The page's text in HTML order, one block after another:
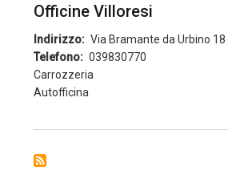
Officine Villoresi
Indirizzo
Via Bramante da Urbino 18
Telefono
039830770
Carrozzeria
Autofficina